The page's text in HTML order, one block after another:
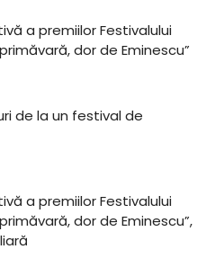
a premiilor Festivalului
dor de Eminescu”
de la un festival de
a premiilor Festivalului
dor de Eminescu”,